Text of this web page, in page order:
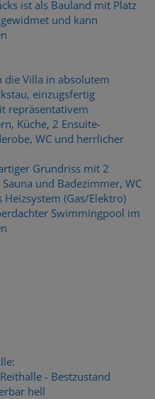
ist als Bauland mit Platz
und kann
die Villa in absolutem
einzugsfertig
repräsentativem
Küche, 2 Ensuite-
WC und herrlicher
Grundriss mit 2
und Badezimmer, WC
(Gas/Elektro)
Swimmingpool im
- Bestzustand
hell